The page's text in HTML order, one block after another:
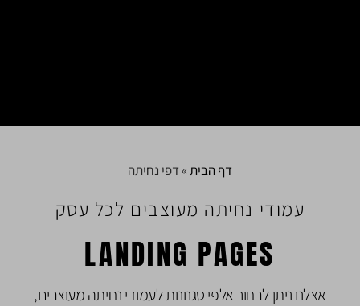
דף הבית»דפי נחיתה
עמודי נחיתה מעוצבים לכל עסק
LANDING PAGES
אצלנו ניתן לבחור אלפי סגנונות לעמודי נחיתה מעוצבים,